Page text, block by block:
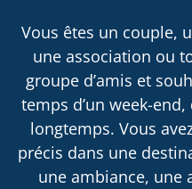
Vous êtes un couple,
une association ou
groupe d’amis et
temps d’un week-
longtemps. Vous
précis dans une
une ambiance, une